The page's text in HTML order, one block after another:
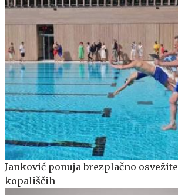
Janković ponuja brezplačno
kopališčih